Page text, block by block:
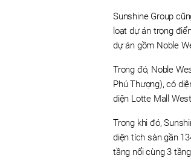
Sunshine Group
loạt dự án trọng
dự án gồm Noble
Trong đó, Noble
Phú Thượng), có
diện Lotte Mall
Trong khi đó,
diện tích sàn gần
tầng nổi cùng 3